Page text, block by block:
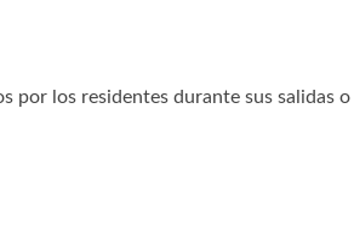
por los residentes durante sus salidas